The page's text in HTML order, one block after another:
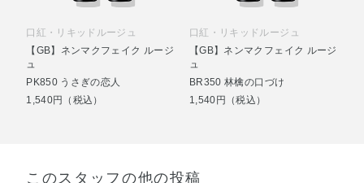
口紅・リキッドルージュ
【GB】ネンマクフェイク ルージ
ュ
PK850 うさぎの恋人
1,540円（税込）
口紅・リキッドルージュ
【GB】ネンマクフェイク ルージ
ュ
BR350 林檎の口づけ
1,540円（税込）
このスタッフの他の投稿